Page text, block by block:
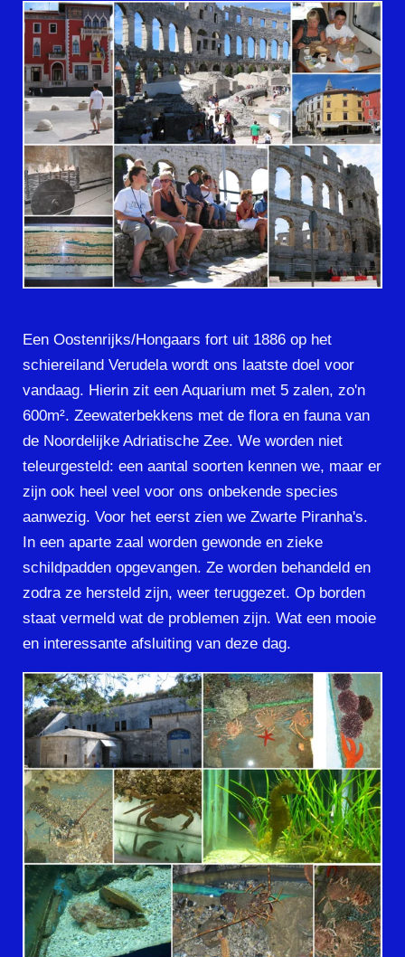
Een Oostenrijks/Hongaars fort uit 1886 op het
schiereiland Verudela wordt ons laatste doel voor
vandaag. Hierin zit een Aquarium met 5 zalen, zo'n
600m². Zeewaterbekkens met de flora en fauna van
de Noordelijke Adriatische Zee. We worden niet
teleurgesteld: een aantal soorten kennen we, maar er
zijn ook heel veel voor ons onbekende species
aanwezig. Voor het eerst zien we Zwarte Piranha's.
In een aparte zaal worden gewonde en zieke
schildpadden opgevangen. Ze worden behandeld en
zodra ze hersteld zijn, weer teruggezet. Op borden
staat vermeld wat de problemen zijn. Wat een mooie
en interessante afsluiting van deze dag.